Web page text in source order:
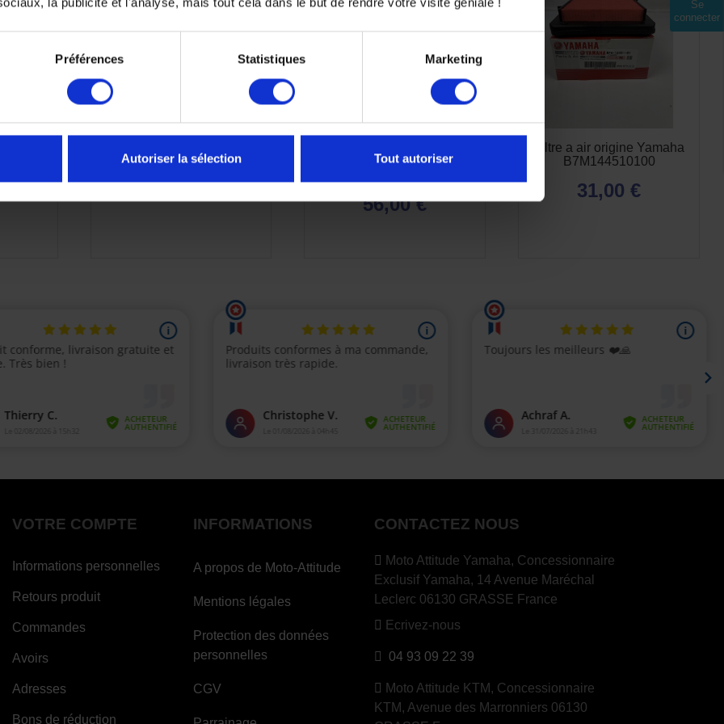
Préférences Statistiques Marketing
Autoriser la sélection Tout autoriser
Se
connecter
4B5144510000
Yamaha Origine
56,00 €
Filtre a air origine Yamaha
B7M144510100
31,00 €
VOTRE COMPTE
Informations personnelles
Retours produit
Commandes
Avoirs
Adresses
Bons de réduction
INFORMATIONS
A propos de Moto-Attitude
Mentions légales
Protection des données
personnelles
CGV
CONTACTEZ NOUS
Moto Attitude Yamaha, Concessionnaire
Exclusif Yamaha, 14 Avenue Maréchal
Leclerc 06130 GRASSE France
Ecrivez-nous
04 93 09 22 39
Moto Attitude KTM, Concessionnaire
KTM, Avenue des Marronniers 06130